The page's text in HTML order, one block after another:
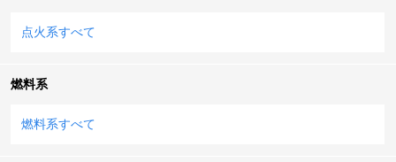
点火系すべて
燃料系
燃料系すべて